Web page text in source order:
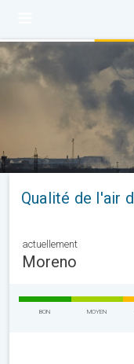
Qualité de l'air
actuellement
Moreno
BON MOYEN